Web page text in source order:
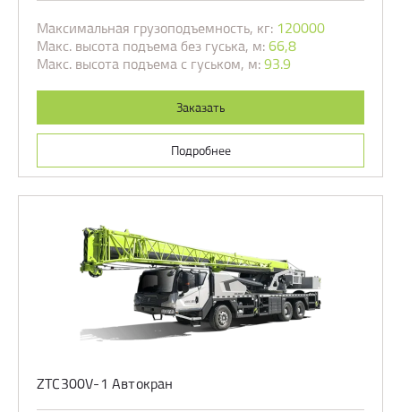
Максимальная грузоподъемность, кг: 120000
Макс. высота подъема без гуська, м:66,8
Макс. высота подъема с гуськом, м:93.9
Заказать
Подробнее
ZTC300V-1 Автокран